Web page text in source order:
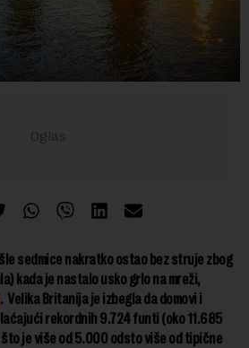
sedmice nakratko ostao bez struje zbog
kada je nastalo usko grlo na mreži,
. Velika Britanija je izbegla da domovi i
rekordnih 9.724 funti (oko 11.685
je više od 5.000 odsto više od tipične